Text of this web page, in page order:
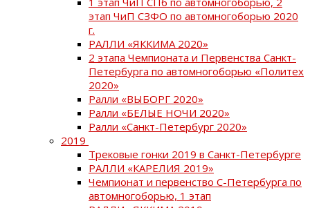
этап ЧиП СЗФО по автомногоборью 2020
г.
РАЛЛИ «ЯККИМА 2020»
2 этапа Чемпионата и Первенства Санкт-
Петербурга по автомногоборью «Политех
2020»
Ралли «ВЫБОРГ 2020»
Ралли «БЕЛЫЕ НОЧИ 2020»
Ралли «Санкт-Петербург 2020»
2019
Трековые гонки 2019 в Санкт-Петербурге
РАЛЛИ «КАРЕЛИЯ 2019»
Чемпионат и первенство С-Петербурга по
автомногоборью, 1 этап